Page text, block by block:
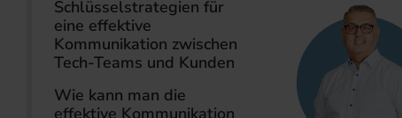
Schlüsselstrategien für
eine effektive
Kommunikation zwischen
Tech-Teams und Kunden
Wie kann man die
effektive Kommunikation